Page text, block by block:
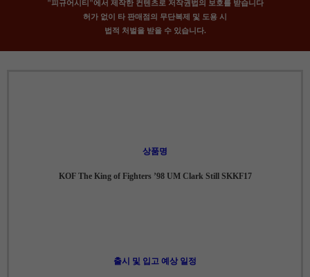
"피규어시티"에서 제작한 컨텐츠로 저작권법의 보호를 받습니다
허가 없이 타 판매점의 무단복제 및 도용 시
법적 처벌을 받을 수 있습니다.
상품명
KOF The King of Fighters ’98 UM Clark Still SKKF17
출시 및 입고 예상 일정